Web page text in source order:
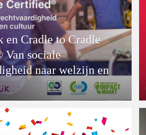
en Cradle to Cradle
sociale
naar welzijn en